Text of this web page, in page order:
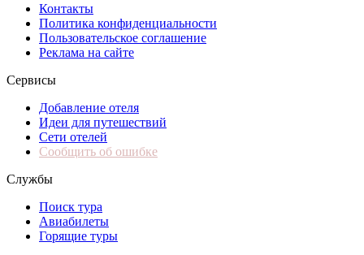
Контакты
Политика конфиденциальности
Пользовательское соглашение
Реклама на сайте
Сервисы
Добавление отеля
Идеи для путешествий
Сети отелей
Сообщить об ошибке
Службы
Поиск тура
Авиабилеты
Горящие туры